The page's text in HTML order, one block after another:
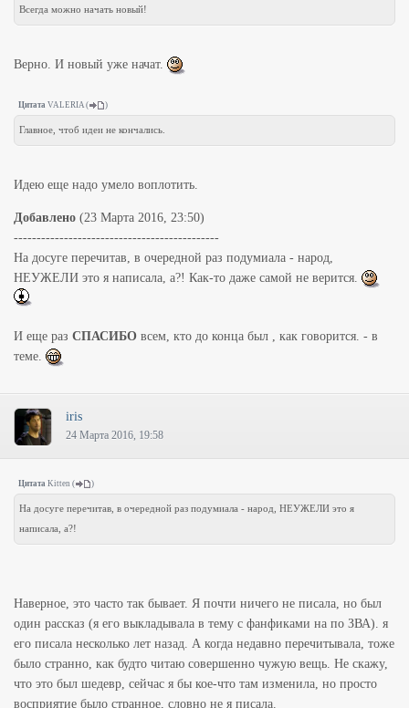
Всегда можно начать новый!
Верно. И новый уже начат.
Цитата VALERIA( )
Главное, чтоб идеи не кончались.
Идею еще надо умело воплотить.
Добавлено (23 Марта 2016, 23:50)
---------------------------------------------
На досуге перечитав, в очередной раз подумиала - народ,
НЕУЖЕЛИ это я написала, а?! Как-то даже самой не верится.
И еще раз СПАСИБО всем, кто до конца был , как говорится. - в
теме.
iris
24 Марта 2016, 19:58
Цитата Kitten ( )
На досуге перечитав, в очередной раз подумиала - народ, НЕУЖЕЛИ это я
написала, а?!
Наверное, это часто так бывает. Я почти ничего не писала, но был
один рассказ (я его выкладывала в тему с фанфиками на по ЗВА). я
его писала несколько лет назад. А когда недавно перечитывала, тоже
было странно, как будто читаю совершенно чужую вещь. Не скажу,
что это был шедевр, сейчас я бы кое-что там изменила, но просто
восприятие было странное, словно не я писала.